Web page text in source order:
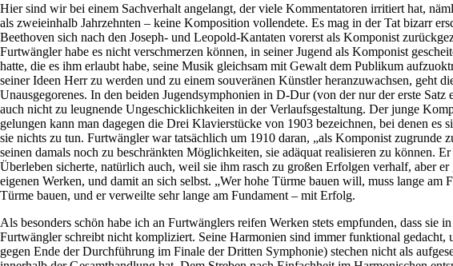
Hier sind wir bei einem Sachverhalt angelangt, der viele Kommentatoren irritiert hat,
als zweieinhalb Jahrzehnten – keine Komposition vollendete. Es mag in der Tat bizarr
Beethoven sich nach den Joseph- und Leopold-Kantaten vorerst als Komponist
Furtwängler habe es nicht verschmerzen können, in seiner Jugend als Komponist
hatte, die es ihm erlaubt habe, seine Musik gleichsam mit Gewalt dem Publikum
seiner Ideen Herr zu werden und zu einem souveränen Künstler heranzuwachsen, geht
Unausgegorenes. In den beiden Jugendsymphonien in D-Dur (von der nur der erste
auch nicht zu leugnende Ungeschicklichkeiten in der Verlaufsgestaltung. Der junge
gelungen kann man dagegen die Drei Klavierstücke von 1903 bezeichnen, bei denen
sie nichts zu tun. Furtwängler war tatsächlich um 1910 daran, „als Komponist zugrunde
seinen damals noch zu beschränkten Möglichkeiten, sie adäquat realisieren zu
Überleben sicherte, natürlich auch, weil sie ihm rasch zu großen Erfolgen verhalf, aber
eigenen Werken, und damit an sich selbst. „Wer hohe Türme bauen will, muss lange
Türme bauen, und er verweilte sehr lange am Fundament – mit Erfolg.
Als besonders schön habe ich an Furtwänglers reifen Werken stets empfunden, dass
Furtwängler schreibt nicht kompliziert. Seine Harmonien sind immer funktional gedacht,
gegen Ende der Durchführung im Finale der Dritten Symphonie) stechen nicht als